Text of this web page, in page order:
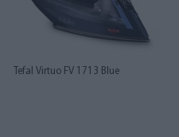
Tefal Virtuo FV 1713 Blue